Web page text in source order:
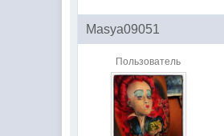
Masya09051
Пользователь